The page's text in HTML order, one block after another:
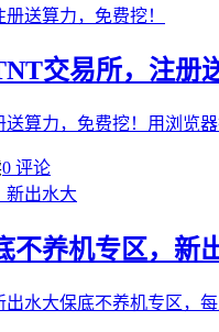
交易所，注册
算力，免费挖！用浏览
0 评论
不养机专区，新
水大保底不养机专区，